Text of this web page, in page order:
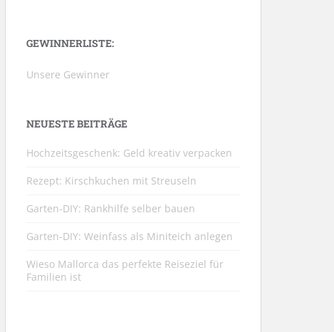
GEWINNERLISTE:
Unsere Gewinner
NEUESTE BEITRÄGE
Hochzeitsgeschenk: Geld kreativ verpacken
Rezept: Kirschkuchen mit Streuseln
Garten-DIY: Rankhilfe selber bauen
Garten-DIY: Weinfass als Miniteich anlegen
Wieso Mallorca das perfekte Reiseziel für
Familien ist